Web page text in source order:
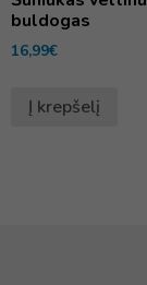
buldogas
16,99€
Į krepšelį